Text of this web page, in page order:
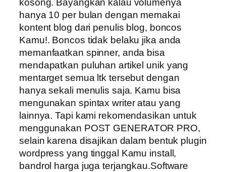
kosong. Bayangkan kalau volumenya
hanya 10 per bulan dengan memakai
kontent blog dari penulis blog, boncos
Kamu!. Boncos tidak belaku jika anda
memanfaatkan spinner, anda bisa
mendapatkan puluhan artikel unik yang
mentarget semua ltk tersebut dengan
hanya sekali menulis saja. Kamu bisa
mengunakan spintax writer atau yang
lainnya. Tapi kami rekomendasikan untuk
menggunakan POST GENERATOR PRO,
selain karena disajikan dalam bentuk plugin
wordpress yang tinggal Kamu install,
bandrol harga juga terjangkau.Software